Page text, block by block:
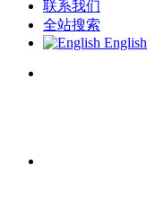
联系我们
全站搜索
English